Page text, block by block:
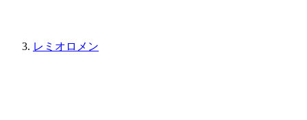
レミオロメン